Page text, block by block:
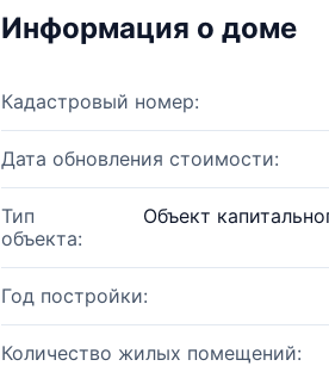
Информация о доме
Кадастровый номер:
Дата обновления стоимости:
Тип
объекта:
Объект
Год постройки:
Количество жилых помещений: